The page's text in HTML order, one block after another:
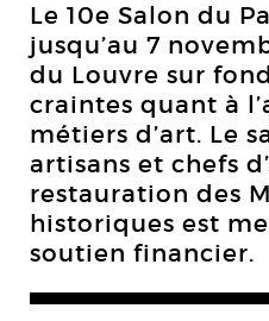
Le 10e Salon du
jusqu’au 7
du Louvre sur
craintes quant à
métiers d’art. Le
artisans et chefs
restauration des
historiques est
soutien financier.